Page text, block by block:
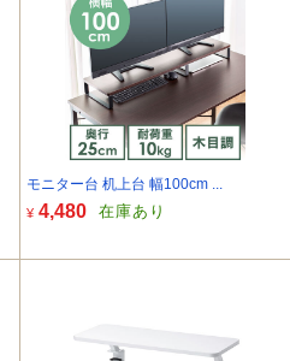
モニター台 机上台 幅100cm ...
¥ 4,480 在庫あり